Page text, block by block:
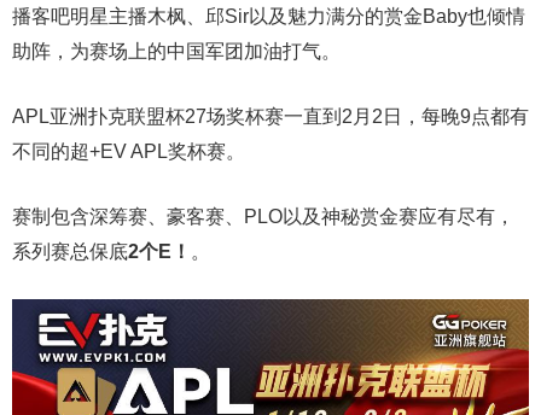
播客吧明星主播木枫、邱Sir以及魅力满分的赏金Baby也倾情
助阵，为赛场上的中国军团加油打气。
APL亚洲扑克联盟杯27场奖杯赛一直到2月2日，每晚9点都有
不同的超+EV APL奖杯赛。
赛制包含深筹赛、豪客赛、PLO以及神秘赏金赛应有尽有，
系列赛总保底2个E！ 。